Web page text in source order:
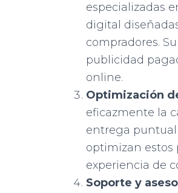
especializadas
digital
compradores.
publicidad
online.
Optimización
eficazmente la
entrega puntual
optimizan estos
experiencia de
Soporte y